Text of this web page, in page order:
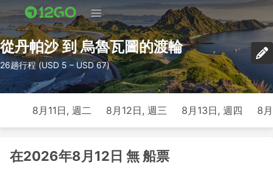
從丹帕沙 到 烏魯瓦圖的渡輪
26趟行程 (USD 5 – USD 67)
8月11日, 週二 8月12日, 週三 8月13日, 週四 8
在2026年8月12日 無 船票